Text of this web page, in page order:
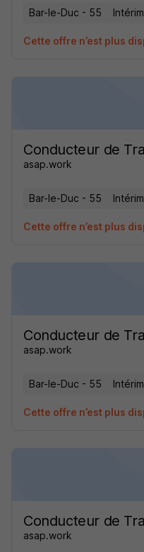
Bar-le-Duc - 55 Intérim
Cette offre n’est plus
Conducteur de
asap.work
Bar-le-Duc - 55 Intérim
Cette offre n’est plus
Conducteur de
asap.work
Bar-le-Duc - 55 Intérim
Cette offre n’est plus
Conducteur de
asap.work